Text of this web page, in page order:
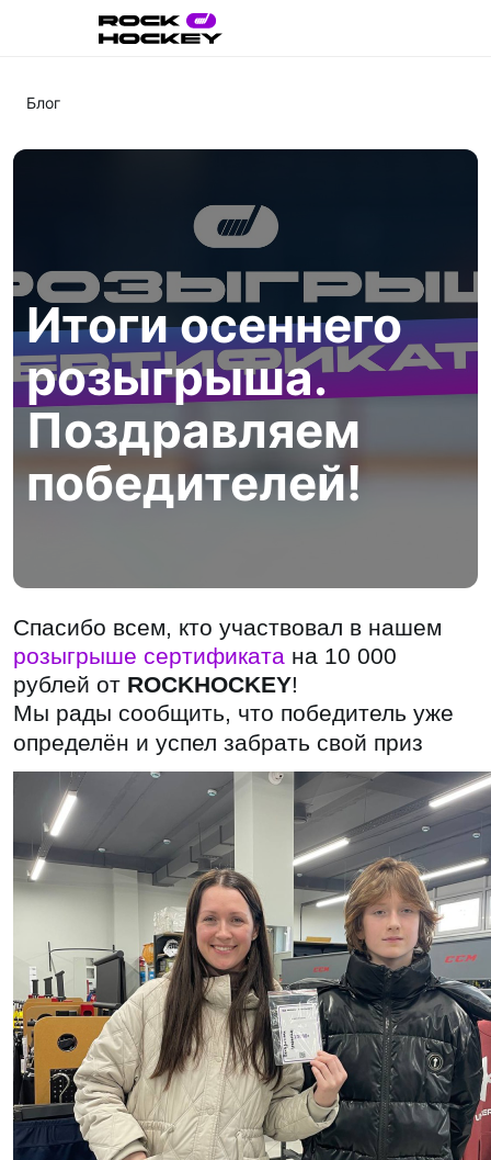
Блог
Итоги осеннего
розыгрыша.
Поздравляем
победителей!
Спасибо всем, кто участвовал в нашем
розыгрыше сертификата на 10 000
рублей от ROCKHOCKEY!
Мы рады сообщить, что победитель уже
определён и успел забрать свой приз